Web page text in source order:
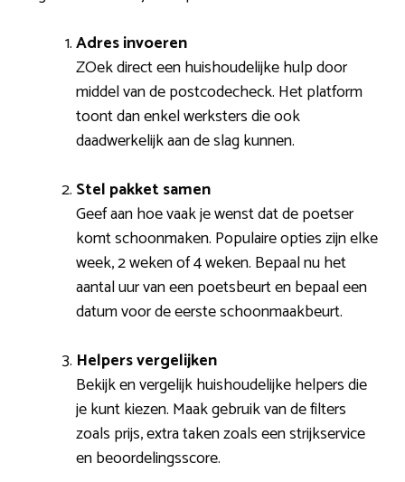
Adres invoeren
ZOek direct een huishoudelijke hulp door
middel van de postcodecheck. Het platform
toont dan enkel werksters die ook
daadwerkelijk aan de slag kunnen.
Stel pakket samen
Geef aan hoe vaak je wenst dat de poetser
komt schoonmaken. Populaire opties zijn elke
week, 2 weken of 4 weken. Bepaal nu het
aantal uur van een poetsbeurt en bepaal een
datum voor de eerste schoonmaakbeurt.
Helpers vergelijken
Bekijk en vergelijk huishoudelijke helpers die
je kunt kiezen. Maak gebruik van de filters
zoals prijs, extra taken zoals een strijkservice
en beoordelingsscore.